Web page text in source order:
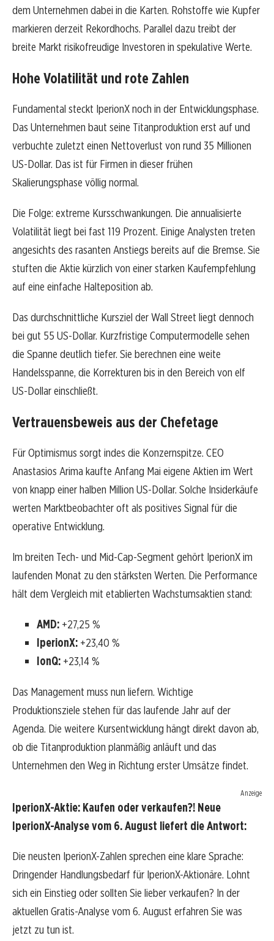
dem Unternehmen dabei in die Karten. Rohstoffe wie Kupfer
markieren derzeit Rekordhochs. Parallel dazu treibt der
breite Markt risikofreudige Investoren in spekulative Werte.
Hohe Volatilität und rote Zahlen
Fundamental steckt IperionX noch in der Entwicklungsphase.
Das Unternehmen baut seine Titanproduktion erst auf und
verbuchte zuletzt einen Nettoverlust von rund 35 Millionen
US-Dollar. Das ist für Firmen in dieser frühen
Skalierungsphase völlig normal.
Die Folge: extreme Kursschwankungen. Die annualisierte
Volatilität liegt bei fast 119 Prozent. Einige Analysten treten
angesichts des rasanten Anstiegs bereits auf die Bremse. Sie
stuften die Aktie kürzlich von einer starken Kaufempfehlung
auf eine einfache Halteposition ab.
Das durchschnittliche Kursziel der Wall Street liegt dennoch
bei gut 55 US-Dollar. Kurzfristige Computermodelle sehen
die Spanne deutlich tiefer. Sie berechnen eine weite
Handelsspanne, die Korrekturen bis in den Bereich von elf
US-Dollar einschließt.
Vertrauensbeweis aus der Chefetage
Für Optimismus sorgt indes die Konzernspitze. CEO
Anastasios Arima kaufte Anfang Mai eigene Aktien im Wert
von knapp einer halben Million US-Dollar. Solche Insiderkäufe
werten Marktbeobachter oft als positives Signal für die
operative Entwicklung.
Im breiten Tech- und Mid-Cap-Segment gehört IperionX im
laufenden Monat zu den stärksten Werten. Die Performance
hält dem Vergleich mit etablierten Wachstumsaktien stand:
AMD: +27,25 %
IperionX: +23,40 %
IonQ: +23,14 %
Das Management muss nun liefern. Wichtige
Produktionsziele stehen für das laufende Jahr auf der
Agenda. Die weitere Kursentwicklung hängt direkt davon ab,
ob die Titanproduktion planmäßig anläuft und das
Unternehmen den Weg in Richtung erster Umsätze findet.
Anzeige
IperionX-Aktie: Kaufen oder verkaufen?! Neue
IperionX-Analyse vom 6. August liefert die Antwort:
Die neusten IperionX-Zahlen sprechen eine klare Sprache:
Dringender Handlungsbedarf für IperionX-Aktionäre. Lohnt
sich ein Einstieg oder sollten Sie lieber verkaufen? In der
aktuellen Gratis-Analyse vom 6. August erfahren Sie was
jetzt zu tun ist.